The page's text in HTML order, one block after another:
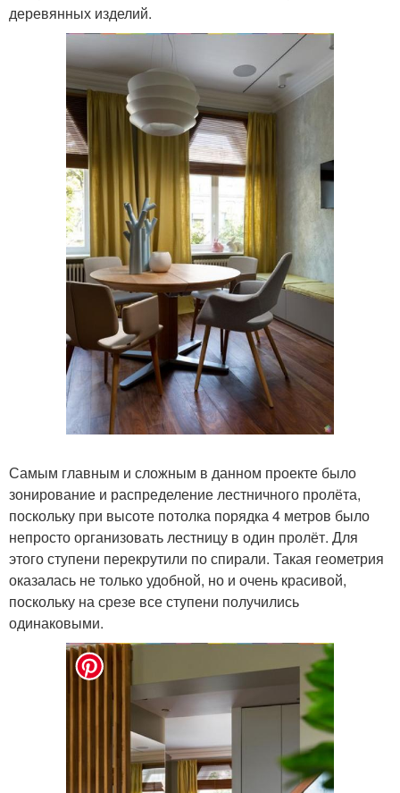
деревянных изделий.
Самым главным и сложным в данном проекте было
зонирование и распределение лестничного пролёта,
поскольку при высоте потолка порядка 4 метров было
непросто организовать лестницу в один пролёт. Для
этого ступени перекрутили по спирали. Такая геометрия
оказалась не только удобной, но и очень красивой,
поскольку на срезе все ступени получились
одинаковыми.